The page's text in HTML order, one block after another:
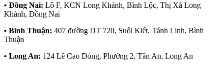
• Đồng Nai: Lô F, KCN Long Khánh, Bình Lộc, Thị Xã Long
Khánh, Đồng Nai
• Bình Thuận: 407 đường DT 720, Suối Kiết, Tánh Linh, Bình
Thuận
• Long An: 124 Lê Cao Dòng, Phường 2, Tân An, Long An